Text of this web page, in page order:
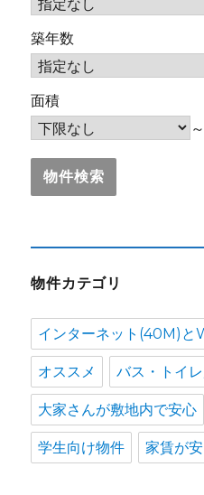
築年数
面積
～
物件カテゴリ
インターネット(40M)と
オススメ バス・トイ
大家さんが敷地内で安心
学生向け物件 家賃が